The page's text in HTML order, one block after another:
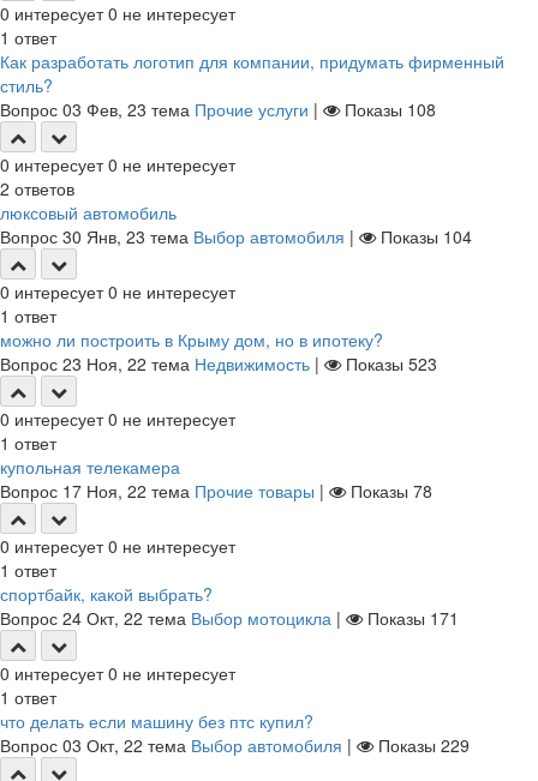
0 интересует 0 не интересует
1 ответ
Как разработать логотип для компании, придумать фирменный
стиль?
Вопрос 03 Фев, 23 тема Прочие услуги | Показы 108
0 интересует 0 не интересует
2 ответов
люксовый автомобиль
Вопрос 30 Янв, 23 тема Выбор автомобиля | Показы 104
0 интересует 0 не интересует
1 ответ
можно ли построить в Крыму дом, но в ипотеку?
Вопрос 23 Ноя, 22 тема Недвижимость | Показы 523
0 интересует 0 не интересует
1 ответ
купольная телекамера
Вопрос 17 Ноя, 22 тема Прочие товары | Показы 78
0 интересует 0 не интересует
1 ответ
спортбайк, какой выбрать?
Вопрос 24 Окт, 22 тема Выбор мотоцикла | Показы 171
0 интересует 0 не интересует
1 ответ
что делать если машину без птс купил?
Вопрос 03 Окт, 22 тема Выбор автомобиля | Показы 229